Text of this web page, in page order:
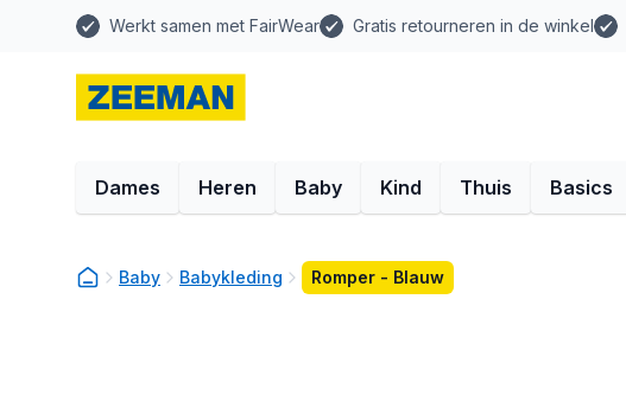
Werkt samen met FairWear Gratis retourneren in de winkel
Dames Heren Baby Kind Thuis Basics
Baby Babykleding Romper - Blauw